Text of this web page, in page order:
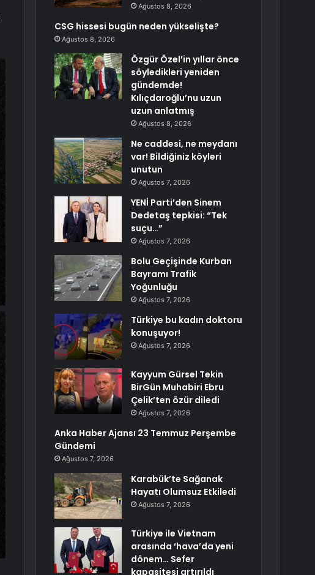
Ağustos 8, 2026
CSG hissesi bugün neden yükselişte?
Ağustos 8, 2026
Özgür Özel’in yıllar önce
söyledikleri yeniden
gündemde!
Kılıçdaroğlu’nu uzun
uzun anlatmış
Ağustos 8, 2026
Ne caddesi, ne meydanı
var! Bildiğiniz köyleri
unutun
Ağustos 7, 2026
YENİ Parti’den Sinem
Dedetaş tepkisi: “Tek
suçu…”
Ağustos 7, 2026
Bolu Geçişinde Kurban
Bayramı Trafik
Yoğunluğu
Ağustos 7, 2026
Türkiye bu kadın doktoru
konuşuyor!
Ağustos 7, 2026
Kayyum Gürsel Tekin
BirGün Muhabiri Ebru
Çelik’ten özür diledi
Ağustos 7, 2026
Anka Haber Ajansı 23 Temmuz Perşembe
Gündemi
Ağustos 7, 2026
Karabük’te Sağanak
Hayatı Olumsuz Etkiledi
Ağustos 7, 2026
Türkiye ile Vietnam
arasında ‘hava’da yeni
dönem… Sefer
kapasitesi artırıldı